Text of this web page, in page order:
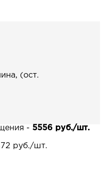
НАМ
(ост.
- 5556 руб./шт.
руб./шт.